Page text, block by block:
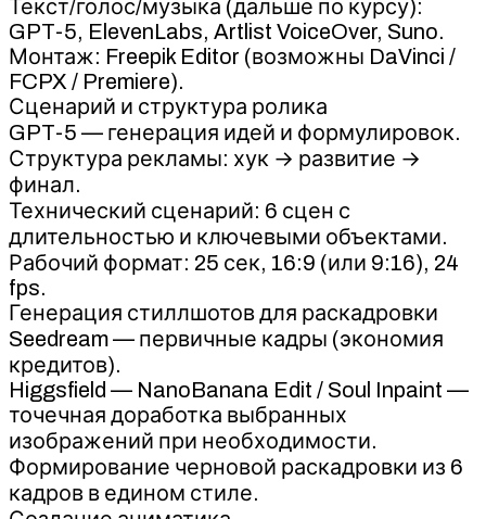
Текст/голос/музыка (дальше по курсу):
GPT-5, ElevenLabs, Artlist VoiceOver, Suno.
Монтаж: Freepik Editor (возможны DaVinci /
FCPX / Premiere).
Сценарий и структура ролика
GPT-5 — генерация идей и формулировок.
Структура рекламы: хук → развитие →
финал.
Технический сценарий: 6 сцен с
длительностью и ключевыми объектами.
Рабочий формат: 25 сек, 16:9 (или 9:16), 24
fps.
Генерация стиллшотов для раскадровки
Seedream — первичные кадры (экономия
кредитов).
Higgsfield — NanoBanana Edit / Soul Inpaint —
точечная доработка выбранных
изображений при необходимости.
Формирование черновой раскадровки из 6
кадров в едином стиле.